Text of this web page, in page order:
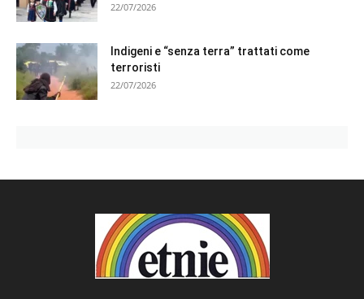
22/07/2026
Indigeni e “senza terra” trattati come
terroristi
22/07/2026